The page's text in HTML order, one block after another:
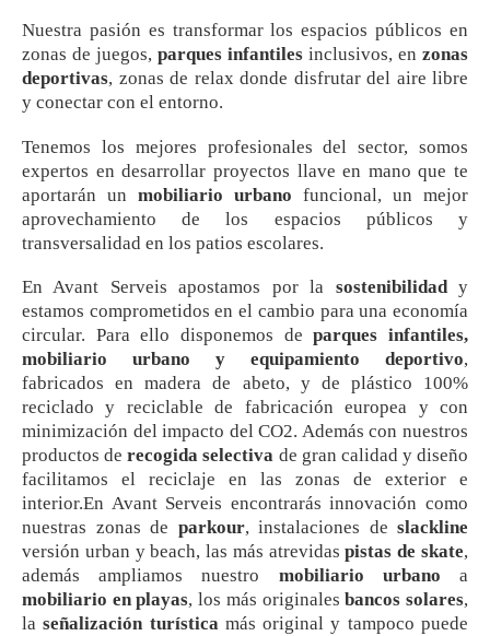
Nuestra pasión es transformar los espacios públicos en
zonas de juegos, parques infantiles inclusivos, en zonas
deportivas, zonas de relax donde disfrutar del aire libre
y conectar con el entorno.
Tenemos los mejores profesionales del sector, somos
expertos en desarrollar proyectos llave en mano que te
aportarán un mobiliario urbano funcional, un mejor
aprovechamiento de los espacios públicos y
transversalidad en los patios escolares.
En Avant Serveis apostamos por la sostenibilidady
estamos comprometidos en el cambio para una economía
circular. Para ello disponemos deparques infantiles,
mobiliario urbano y equipamiento deportivo,
fabricados en madera de abeto, y de plástico 100%
reciclado y reciclable de fabricación europea y con
minimización del impacto del CO2. Además con nuestros
productos derecogida selectiva de gran calidad y diseño
facilitamos el reciclaje en las zonas de exterior e
interior.En Avant Serveis encontrarás innovación como
nuestras zonas de parkour, instalaciones de slackline
versión urban y beach, las más atrevidaspistas de skate,
además ampliamos nuestro mobiliario urbano a
mobiliario en playas, los más originalesbancos solares,
laseñalización turísticamás original y tampoco puede